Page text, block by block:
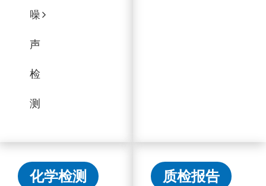
噪
声
检
测
化学检测 质检报告